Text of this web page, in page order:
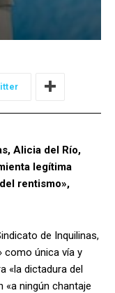
Alicia del Río,
legítima
rentismo»,
de Inquilinas,
como única vía y
«la dictadura del
ningún chantaje